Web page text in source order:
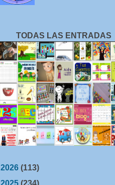
TODAS LAS ENTRADAS
2026 (113)